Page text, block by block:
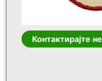
Контактирајте не